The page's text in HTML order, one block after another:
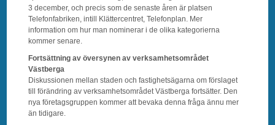
3 december, och precis som de senaste åren är platsen
Telefonfabriken, intill Klättercentret, Telefonplan. Mer
information om hur man nominerar i de olika kategorierna
kommer senare.
Fortsättning av översynen av verksamhetsområdet
Västberga
Diskussionen mellan staden och fastighetsägarna om förslaget
till förändring av verksamhetsområdet Västberga fortsätter. Den
nya företagsgruppen kommer att bevaka denna fråga ännu mer
än tidigare.